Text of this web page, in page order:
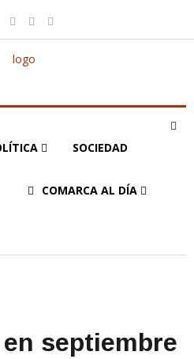
SOCIEDAD
COMARCA AL DÍA
septiembre